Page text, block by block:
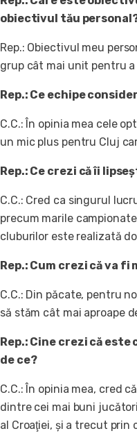
obiectivul tău
Rep.: Obiectivul meu
grup cât mai unit pentru
Rep.: Ce echipe
C.C.: În opinia mea cele
un mic plus pentru Cluj
Rep.: Ce crezi că îi
C.C.: Cred ca singurul
precum marile
cluburilor este realizată
Rep.: Cum crezi că va fi
C.C.: Din păcate, pentru
să stăm cât mai aproape
Rep.: Cine crezi că
de ce?
C.C.: În opinia mea, cred
dintre cei mai buni
al Croaţiei, şi a trecut